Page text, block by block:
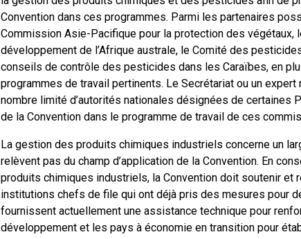
Convention dans ces programmes. Parmi les partenaires
Commission Asie-Pacifique pour la protection des
développement de l’Afrique australe, le Comité des
conseils de contrôle des pesticides dans les Caraïbes, en
programmes de travail pertinents. Le Secrétariat ou un
nombre limité d’autorités nationales désignées de certaines
de la Convention dans le programme de travail de ces
La gestion des produits chimiques industriels concerne un
relèvent pas du champ d’application de la Convention. En
produits chimiques industriels, la Convention doit soutenir
institutions chefs de file qui ont déjà pris des mesures pour
fournissent actuellement une assistance technique pour
développement et les pays à économie en transition pour